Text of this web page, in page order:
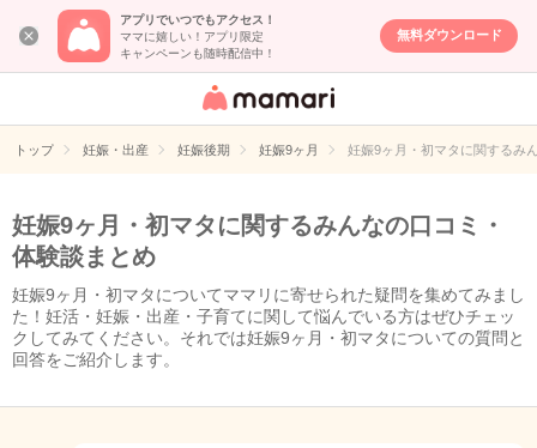
アプリでいつでもアクセス！
ママに嬉しい！アプリ限定
キャンペーンも随時配信中！
無料ダウンロード
女性専用匿名QA
イト
トップ 妊娠・出産 妊娠後期 妊娠9ヶ月 妊娠9ヶ月・初マタに関するみ
妊娠9ヶ月・初マタに関するみんなの口コミ・
体験談まとめ
妊娠9ヶ月・初マタについてママリに寄せられた疑問を集めてみまし
た！妊活・妊娠・出産・子育てに関して悩んでいる方はぜひチェッ
クしてみてください。それでは妊娠9ヶ月・初マタについての質問と
回答をご紹介します。